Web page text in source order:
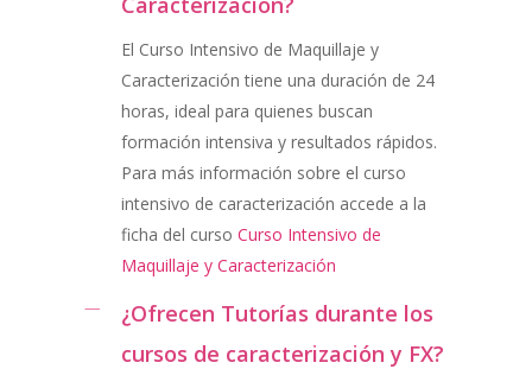
El Curso Intensivo de Maquillaje y
Caracterización tiene una duración de 24
horas, ideal para quienes buscan
formación intensiva y resultados rápidos.
Para más información sobre el curso
intensivo de caracterización accede a la
ficha del cursoCurso Intensivo de
Maquillaje y Caracterización
¿Ofrecen Tutorías durante los
cursos de caracterización y FX?